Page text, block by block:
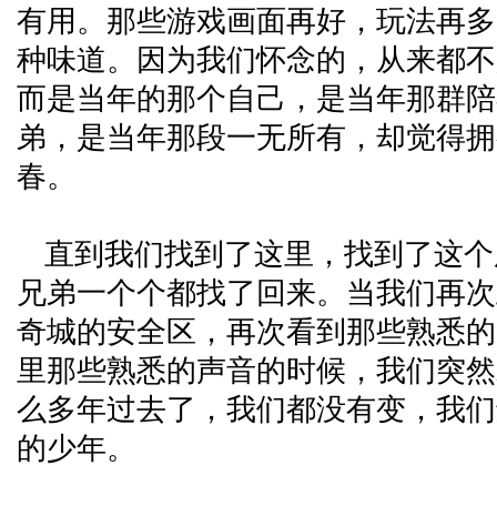
有用。那些游戏画面再好，玩法再
种味道。因为我们怀念的，从来都
而是当年的那个自己，是当年那群
弟，是当年那段一无所有，却觉得
春。
直到我们找到了这里，找到了这
兄弟一个个都找了回来。当我们再
奇城的安全区，再次看到那些熟悉
里那些熟悉的声音的时候，我们突
么多年过去了，我们都没有变，我
的少年。